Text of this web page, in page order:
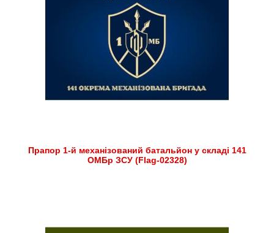
Прапор 1-й механізований батальйон у складі 141
ОМБр ЗСУ (Flag-02328)